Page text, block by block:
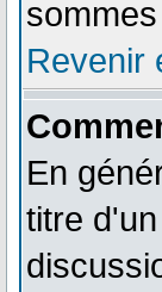
Revenir
En
titre